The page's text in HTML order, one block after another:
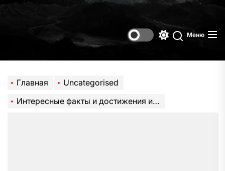
Поиск
Меню
Главная
Uncategorised
Интересные факты и достижения из жизни Складчикова — биография уникальной личности, от финансового мира до благотворительности